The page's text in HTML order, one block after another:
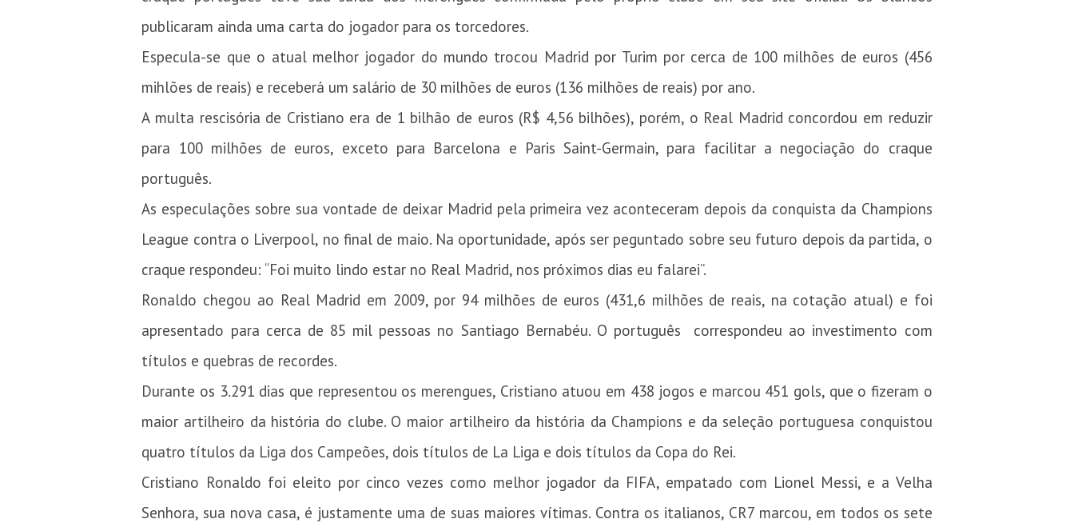
publicaram ainda uma carta do jogador para os torcedores.
Especula-se que o atual melhor jogador do mundo trocou Madrid por Turim por cerca de 100 milhões de euros (456
mihlões de reais) e receberá um salário de 30 milhões de euros (136 milhões de reais) por ano.
A multa rescisória de Cristiano era de 1 bilhão de euros (R$ 4,56 bilhões), porém, o Real Madrid concordou em reduzir
para 100 milhões de euros, exceto para Barcelona e Paris Saint-Germain, para facilitar a negociação do craque
português.
As especulações sobre sua vontade de deixar Madrid pela primeira vez aconteceram depois da conquista da Champions
League contra o Liverpool, no final de maio. Na oportunidade, após ser peguntado sobre seu futuro depois da partida, o
craque respondeu: “Foi muito lindo estar no Real Madrid, nos próximos dias eu falarei”.
Ronaldo chegou ao Real Madrid em 2009, por 94 milhões de euros (431,6 milhões de reais, na cotação atual) e foi
apresentado para cerca de 85 mil pessoas no Santiago Bernabéu. O português correspondeu ao investimento com
títulos e quebras de recordes.
Durante os 3.291 dias que representou os merengues, Cristiano atuou em 438 jogos e marcou 451 gols, que o fizeram o
maior artilheiro da história do clube. O maior artilheiro da história da Champions e da seleção portuguesa conquistou
quatro títulos da Liga dos Campeões, dois títulos de La Liga e dois títulos da Copa do Rei.
Cristiano Ronaldo foi eleito por cinco vezes como melhor jogador da FIFA, empatado com Lionel Messi, e a Velha
Senhora, sua nova casa, é justamente uma de suas maiores vítimas. Contra os italianos, CR7 marcou, em todos os sete